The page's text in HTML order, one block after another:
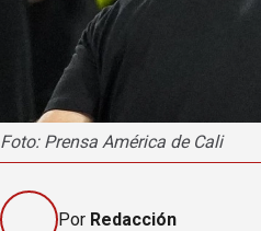
Foto: Prensa América de Cali
Por Redacción